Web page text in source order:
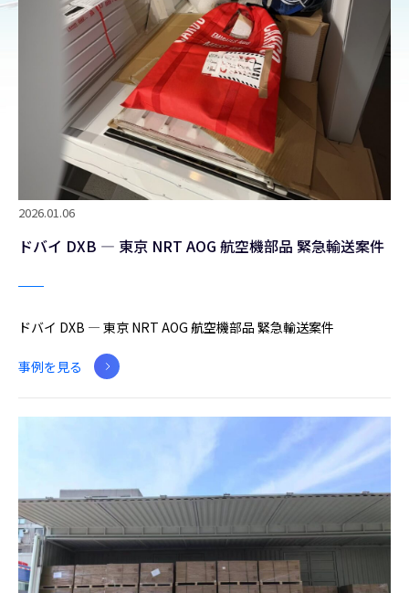
2026.01.06
ドバイ DXB ― 東京 NRT AOG 航空機部品 緊急輸送案件
ドバイ DXB ― 東京 NRT AOG 航空機部品 緊急輸送案件
事例を見る